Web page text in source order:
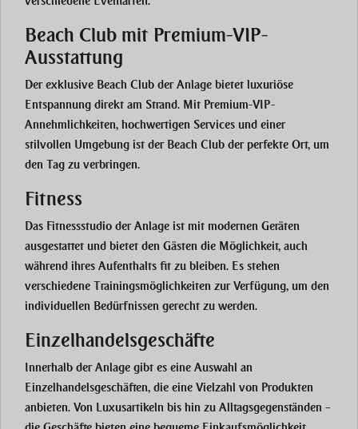
Beach Club mit Premium-VIP-
Ausstattung
Der exklusive Beach Club der Anlage bietet luxuriöse
Entspannung direkt am Strand. Mit Premium-VIP-
Annehmlichkeiten, hochwertigen Services und einer
stilvollen Umgebung ist der Beach Club der perfekte Ort, um
den Tag zu verbringen.
Fitness
Das Fitnessstudio der Anlage ist mit modernen Geräten
ausgestattet und bietet den Gästen die Möglichkeit, auch
während ihres Aufenthalts fit zu bleiben. Es stehen
verschiedene Trainingsmöglichkeiten zur Verfügung, um den
individuellen Bedürfnissen gerecht zu werden.
Einzelhandelsgeschäfte
Innerhalb der Anlage gibt es eine Auswahl an
Einzelhandelsgeschäften, die eine Vielzahl von Produkten
anbieten. Von Luxusartikeln bis hin zu Alltagsgegenständen –